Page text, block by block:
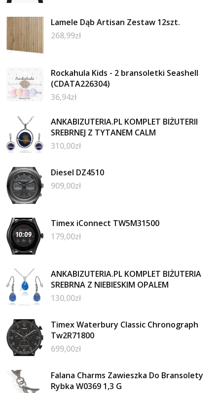
Lamele Dąb Artisan Zestaw 12szt.
268,99zł
Rockahula Kids - 2 bransoletki Seashell
(CDATA226304)
36,94zł
ANKABIZUTERIA.PL KOMPLET BIŻUTERII
SREBRNEJ Z TYTANEM CALM
310,00zł
Diesel DZ4510
909,00zł
Timex iConnect TW5M31500
179,00zł
ANKABIZUTERIA.PL KOMPLET BIŻUTERIA
SREBRNA Z NIEBIESKIM OPALEM
130,00zł
Timex Waterbury Classic Chronograph
Tw2R71800
699,00zł
Falana Charms Zawieszka Do Bransolety
Rybka W0369 1,3 G